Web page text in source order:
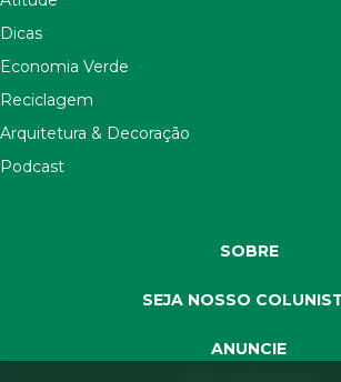
Dicas
Economia Verde
Reciclagem
Arquitetura & Decoração
Podcast
SOBRE
SEJA NOSSO
ANUNCIE